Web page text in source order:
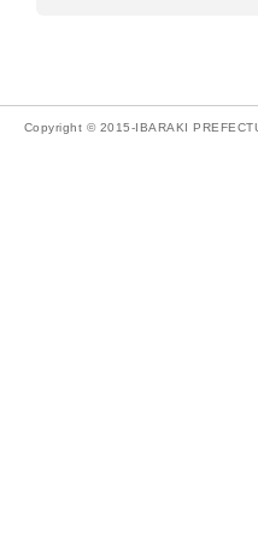
Copyright © 2015-IBARAKI